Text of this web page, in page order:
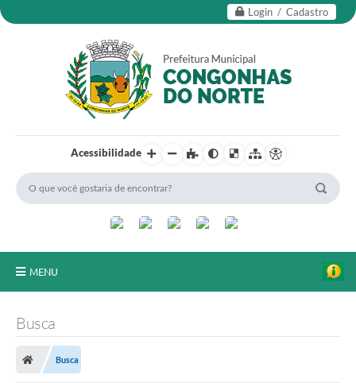
Login / Cadastro
Acessibilidade
MENU
Ouvidoria
Busca
Busca